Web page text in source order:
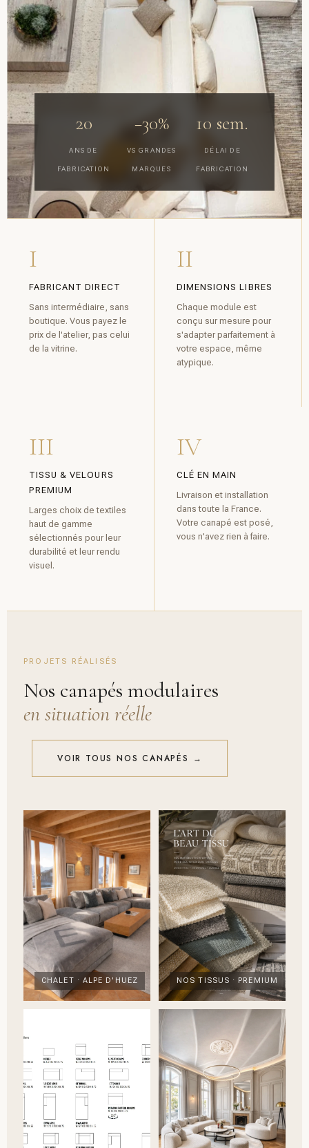
20
ANS DE
FABRICATION
−30%
VS GRANDES
MARQUES
10 sem.
DÉLAI DE
FABRICATION
I
FABRICANT DIRECT
Sans intermédiaire, sans
boutique. Vous payez le
prix de l'atelier, pas celui
de la vitrine.
II
DIMENSIONS LIBRES
Chaque module est
conçu sur mesure pour
s'adapter parfaitement à
votre espace, même
atypique.
III
TISSU & VELOURS
PREMIUM
Larges choix de textiles
haut de gamme
sélectionnés pour leur
durabilité et leur rendu
visuel.
IV
CLÉ EN MAIN
Livraison et installation
dans toute la France.
Votre canapé est posé,
vous n'avez rien à faire.
PROJETS RÉALISÉS
Nos canapés modulaires
en situation réelle
VOIR TOUS NOS CANAPÉS →
CHALET · ALPE D'HUEZ NOS TISSUS · PREMIUM